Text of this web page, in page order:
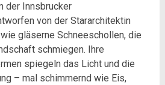
der Innsbrucker
von der Stararchitektin
gläserne Schneeschollen, die
schmiegen. Ihre
spiegeln das Licht und die
– mal schimmernd wie Eis,